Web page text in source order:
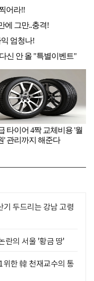
두드리는 강남 고령
란의 서울 '황금 땅'
한 韓 천재교수의 통